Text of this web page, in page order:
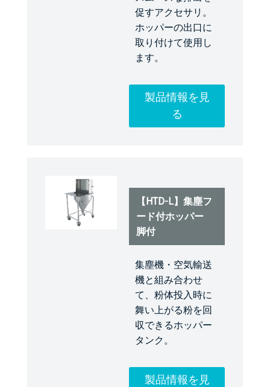
促すアクセサリ。
ホッパーの出口に
取り付けて使用し
ます。
製品情報を見
る
【HTD-L】集塵フ
ード付ホッパー
脚付
集塵機・空気輸送
機と組み合わせ
て、粉体投入時に
舞い上がる粉を回
収できるホッパー
タンク。
製品情報を見